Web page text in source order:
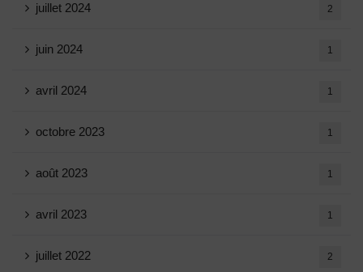
juillet 2024 2
juin 2024 1
avril 2024 1
octobre 2023 1
août 2023 1
avril 2023 1
juillet 2022 2